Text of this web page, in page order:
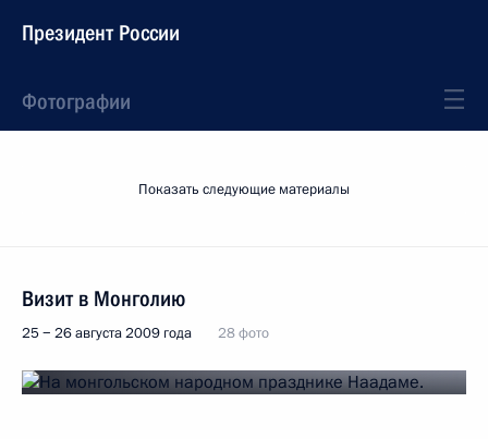
Президент России
Фотографии
Показать следующие материалы
Визит в Монголию
25 − 26 августа 2009 года 28 фото